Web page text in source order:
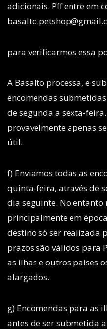
adicionais. Pff entre em
para verificarmos essa
A Basalto processa, e
encomendas
de segunda a sexta-
provavelmente apenas
útil.
f) Enviamos todas as
quinta-feira, através de
dia seguinte. No entanto
principalmente em
destino só ser realizada
prazos são válidos para
as ilhas e outros países
alargados.
g) Encomendas para as
antes de ser submetida